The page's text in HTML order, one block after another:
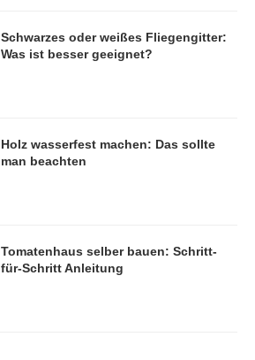
Schwarzes oder weißes Fliegengitter:
Was ist besser geeignet?
Holz wasserfest machen: Das sollte
man beachten
Tomatenhaus selber bauen: Schritt-
für-Schritt Anleitung